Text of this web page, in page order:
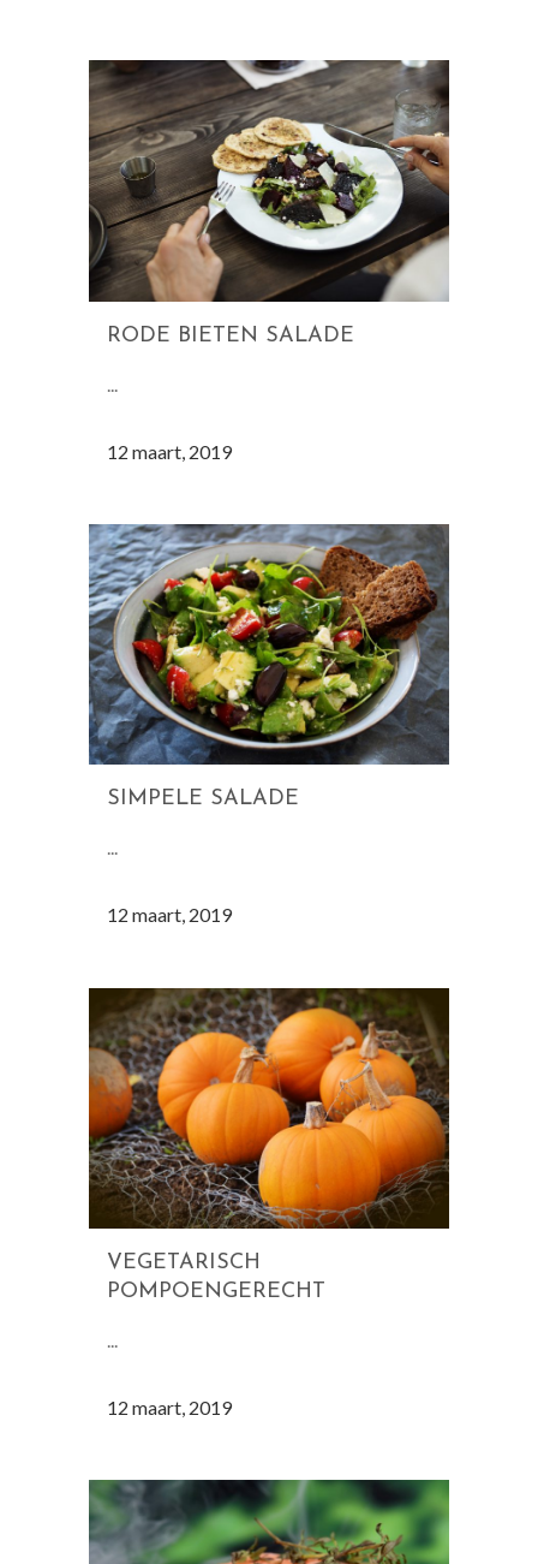
RODE BIETEN SALADE
12 maart, 2019
SIMPELE SALADE
...
12 maart, 2019
VEGETARISCH
POMPOENGERECHT
...
12 maart, 2019